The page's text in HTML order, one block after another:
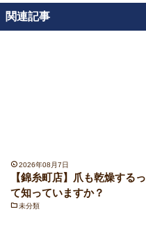
関連記事
2026年08月7日
【錦糸町店】爪も乾燥するっ
て知っていますか？
未分類